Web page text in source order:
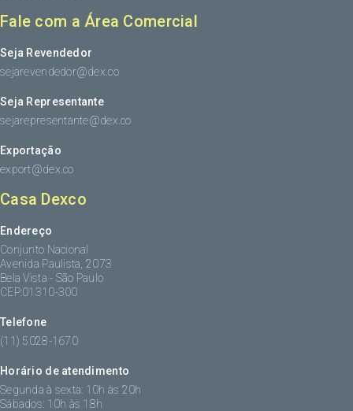
Fale com a Área Comercial
Seja Revendedor
sejarevendedor@dex.co
Seja Representante
sejarepresentante@dex.co
Exportação
export@dex.co
Casa Dexco
Endereço
Conjunto Nacional
Avenida Paulista, 2073
Bela Vista - São Paulo
CEP:01310-300
Telefone
(11) 5028-1670
Horário de atendimento
Segunda à sexta: 10h às 20h
Sábados: 10h às 18h